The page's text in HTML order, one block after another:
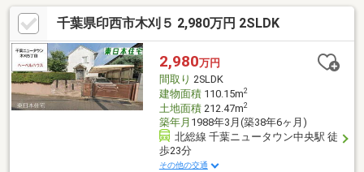
ットバス
千葉県印西市木刈５ 2,980万円 2SLDK
2,980万円
間取り 2SLDK
建物面積110.15m2
土地面積212.47m2
築年月 1988年3月(築38年6ヶ月)
北総線 千葉ニュータウン中央駅 徒
歩23分
その他の交通